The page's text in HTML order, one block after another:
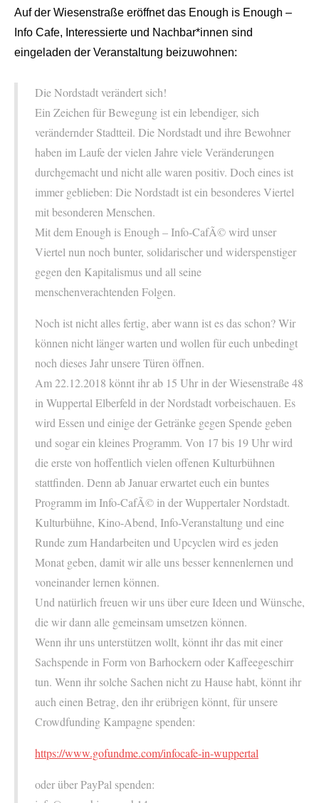
Auf der Wiesenstraße eröffnet das Enough is Enough –
Info Cafe, Interessierte und Nachbar*innen sind
eingeladen der Veranstaltung beizuwohnen:
Die Nordstadt verändert sich!
Ein Zeichen für Bewegung ist ein lebendiger, sich
verändernder Stadtteil. Die Nordstadt und ihre Bewohner
haben im Laufe der vielen Jahre viele Veränderungen
durchgemacht und nicht alle waren positiv. Doch eines ist
immer geblieben: Die Nordstadt ist ein besonderes Viertel
mit besonderen Menschen.
Mit dem Enough is Enough – Info-CafÃ© wird unser
Viertel nun noch bunter, solidarischer und widerspenstiger
gegen den Kapitalismus und all seine
menschenverachtenden Folgen.
Noch ist nicht alles fertig, aber wann ist es das schon? Wir
können nicht länger warten und wollen für euch unbedingt
noch dieses Jahr unsere Türen öffnen.
Am 22.12.2018 könnt ihr ab 15 Uhr in der Wiesenstraße 48
in Wuppertal Elberfeld in der Nordstadt vorbeischauen. Es
wird Essen und einige der Getränke gegen Spende geben
und sogar ein kleines Programm. Von 17 bis 19 Uhr wird
die erste von hoffentlich vielen offenen Kulturbühnen
stattfinden. Denn ab Januar erwartet euch ein buntes
Programm im Info-CafÃ© in der Wuppertaler Nordstadt.
Kulturbühne, Kino-Abend, Info-Veranstaltung und eine
Runde zum Handarbeiten und Upcyclen wird es jeden
Monat geben, damit wir alle uns besser kennenlernen und
voneinander lernen können.
Und natürlich freuen wir uns über eure Ideen und Wünsche,
die wir dann alle gemeinsam umsetzen können.
Wenn ihr uns unterstützen wollt, könnt ihr das mit einer
Sachspende in Form von Barhockern oder Kaffeegeschirr
tun. Wenn ihr solche Sachen nicht zu Hause habt, könnt ihr
auch einen Betrag, den ihr erübrigen könnt, für unsere
Crowdfunding Kampagne spenden:
https://www.gofundme.com/infocafe-in-wuppertal
oder über PayPal spenden: